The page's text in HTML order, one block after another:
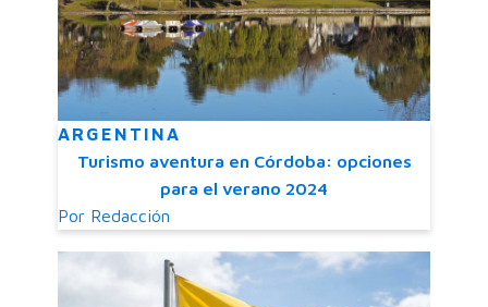
ARGENTINA
Turismo aventura en Córdoba: opciones
para el verano 2024
Por Redacción